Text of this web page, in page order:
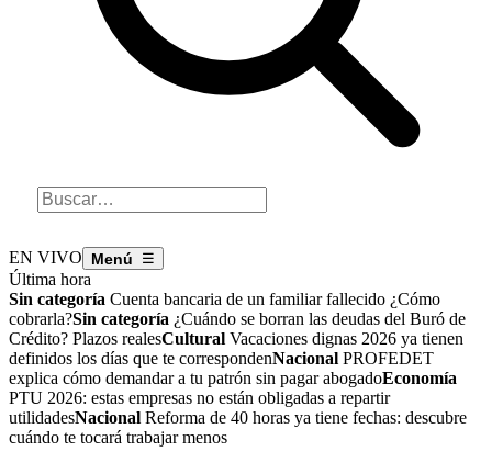
EN VIVO ☰
Última hora
Sin categoría Cuenta bancaria de un familiar fallecido ¿Cómo
cobrarla?Sin categoría ¿Cuándo se borran las deudas del Buró de
Crédito? Plazos realesCultural Vacaciones dignas 2026 ya tienen
definidos los días que te correspondenNacional PROFEDET
explica cómo demandar a tu patrón sin pagar abogadoEconomía
PTU 2026: estas empresas no están obligadas a repartir
utilidadesNacional Reforma de 40 horas ya tiene fechas: descubre
cuándo te tocará trabajar menos